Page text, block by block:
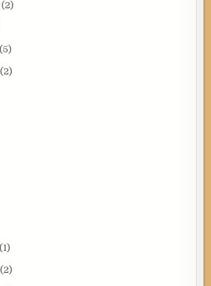
(2)
(5)
(2)
(1)
(2)